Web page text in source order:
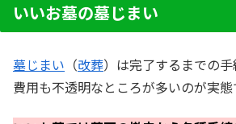
いいお墓の墓じまい
墓じまい （改葬）は完了するまでの
費用も不透明なところが多いのが実態